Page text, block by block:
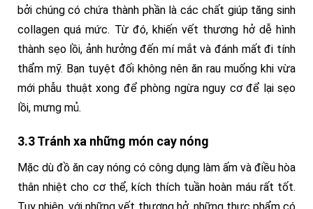
bởi chúng có chứa thành phần là các chất giúp tăng sinh
collagen quá mức. Từ đó, khiến vết thương hở dễ hình
thành sẹo lồi, ảnh hưởng đến mí mắt và đánh mất đi tính
thẩm mỹ. Bạn tuyệt đối không nên ăn rau muống khi vừa
mới phẫu thuật xong để phòng ngừa nguy cơ để lại sẹo
lồi, mưng mủ.
3.3 Tránh xa những món cay nóng
Mặc dù đồ ăn cay nóng có công dụng làm ấm và điều hòa
thân nhiệt cho cơ thể, kích thích tuần hoàn máu rất tốt.